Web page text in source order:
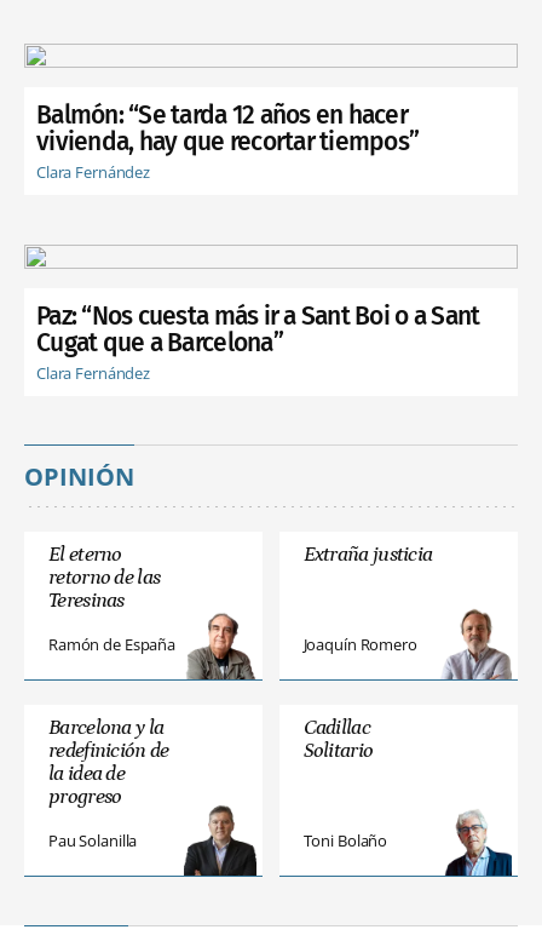
Balmón: “Se tarda 12 años en hacer
vivienda, hay que recortar tiempos”
Clara Fernández
Paz: “Nos cuesta más ir a Sant Boi o a Sant
Cugat que a Barcelona”
Clara Fernández
OPINIÓN
El eterno
retorno de las
Teresinas
Ramón de España
Extraña justicia
Joaquín Romero
Barcelona y la
redefinición de
la idea de
progreso
Pau Solanilla
Cadillac
Solitario
Toni Bolaño